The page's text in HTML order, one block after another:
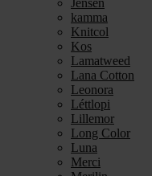
Jensen
kamma
Knitcol
Kos
Lamatweed
Lana Cotton
Leonora
Léttlopi
Lillemor
Long Color
Luna
Merci